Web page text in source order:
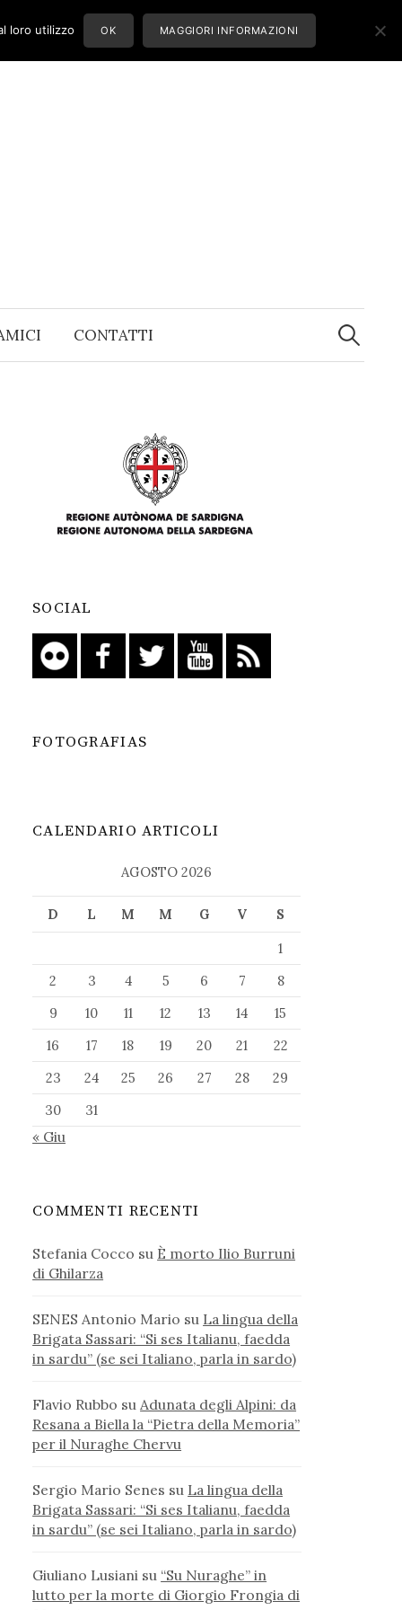
CONTATTI
Ricerca
per:
SOCIAL
FOTOGRAFIAS
CALENDARIO ARTICOLI
AGOSTO 2026
D L M M G V
S
1
2
3 4 5 6 7
8
9
10 11 12 13 14
15
16
17 18 19 20 21
22
23
24 25 26 27 28
29
30
31
« Giu
COMMENTI RECENTI
Stefania Cocco su È morto Ilio Burruni
di Ghilarza
SENES Antonio Mario su La lingua della
Brigata Sassari: “Si ses Italianu, faedda
in sardu” (se sei Italiano, parla in sardo)
Flavio Rubbo su Adunata degli Alpini: da
Resana a Biella la “Pietra della Memoria”
per il Nuraghe Chervu
Sergio Mario Senes su La lingua della
Brigata Sassari: “Si ses Italianu, faedda
in sardu” (se sei Italiano, parla in sardo)
Giuliano Lusiani su “Su Nuraghe” in
lutto per la morte di Giorgio Frongia di
loro utilizzo OK MAGGIORI INFORMAZIONI